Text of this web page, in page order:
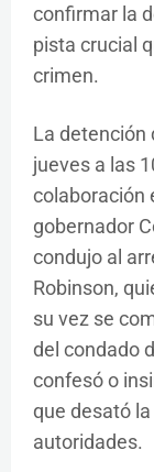
confirmar la
pista crucial
crimen.
La detención
jueves a las
colaboración
gobernador
condujo al
Robinson,
su vez se
del condado
confesó o
que desató
autoridades.